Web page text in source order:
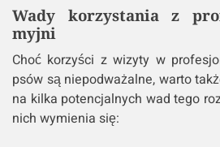
Wady korzystania z
myjni
Choć korzyści z wizyty w
psów są niepodważalne, warto
na kilka potencjalnych wad tego
nich wymienia się: